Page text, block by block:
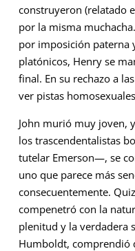
construyeron (relatado
por la misma
por imposición paterna
platónicos, Henry se
final. En su rechazo a
ver pistas
John murió muy joven,
los trascendentalistas
tutelar Emerson—, se
uno que parece más
consecuentemente.
compenetró con la
plenitud y la verdadera
Humboldt, comprendió